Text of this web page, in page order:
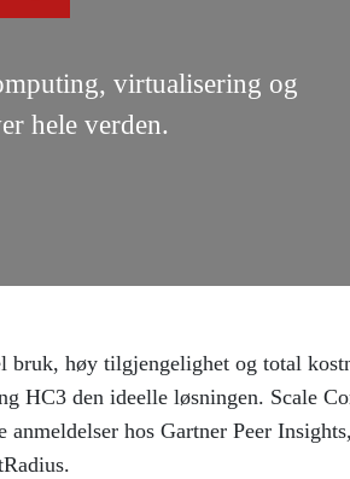
virtualisering og
hele verden.